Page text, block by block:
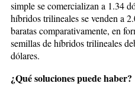
simple se co­mercializan a 1.34
híbridos trilineales se venden a
baratas com­pa­ra­ti­va­men­te, en
se­millas de híbridos trilineales
dólares.
¿Qué soluciones puede haber?